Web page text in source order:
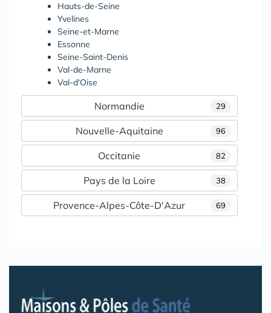
Hauts-de-Seine
Yvelines
Seine-et-Marne
Essonne
Seine-Saint-Denis
Val-de-Marne
Val-d'Oise
29
Normandie
96
Nouvelle-Aquitaine
82
Occitanie
38
Pays de la Loire
69
Provence-Alpes-Côte-D'Azur